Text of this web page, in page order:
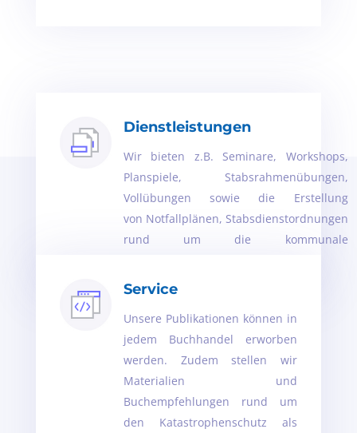
Dienstleistungen
Wir bieten z.B. Seminare, Workshops,
Planspiele, Stabsrahmenübungen,
Vollübungen sowie die Erstellung
von Notfallplänen, Stabsdienstordnungen
rund um die kommunale
Service
Unsere Publikationen können in
jedem Buchhandel erworben
werden. Zudem stellen wir
Materialien und
Buchempfehlungen rund um
den Katastrophenschutz als